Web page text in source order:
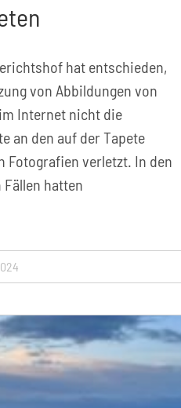
hat entschieden,
von Abbildungen von
Internet nicht die
an den auf der Tapete
Fotografien verletzt. In den
hatten